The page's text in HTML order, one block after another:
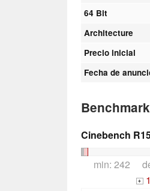
64 Bit
Architecture
Precio inicial
Fecha de
Cinebench
min: 242
+